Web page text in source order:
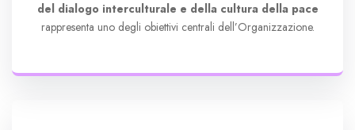
del dialogo interculturale e della cultura della pace
rappresenta uno degli obiettivi centrali dell’Organizzazione.